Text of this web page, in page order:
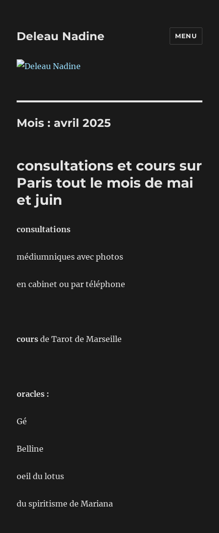
Deleau Nadine MENU
Mois :avril 2025
consultations et cours sur
Paris tout le mois de mai
et juin
consultations
médiumniques avec photos
en cabinet ou par téléphone
cours de Tarot de Marseille
oracles :
Gé
Belline
oeil du lotus
du spiritisme de Mariana